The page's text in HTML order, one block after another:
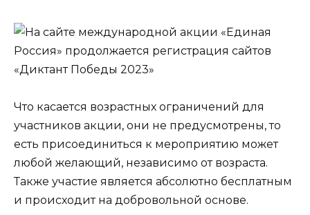
Что касается возрастных ограничений для
участников акции, они не предусмотрены, то
есть присоединиться к мероприятию может
любой желающий, независимо от возраста.
Также участие является абсолютно бесплатным
и происходит на добровольной основе.